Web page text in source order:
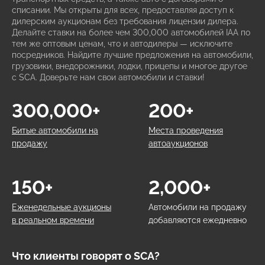
списании. Мы открыты для всех, предоставляя доступ к
дилерским аукционам без требования лицензии дилера.
Делайте ставки на более чем 300,000 автомобилей IAA по
тем же оптовым ценам, что и автодилеры — исключите
посредников. Найдите лучшие предложения на автомобили,
грузовики, внедорожники, лодки, прицепы и многое другое
с SCA. Доверьте нам свои автомобили и ставки!
Битые автомобили на
продажу
300,000+
Места проведения
автоаукционов
200+
Еженедельные аукционы
в реальном времени
150+
Автомобили на продажу
добавляются ежедневно
2,000+
Что клиенты говорят о SCA?